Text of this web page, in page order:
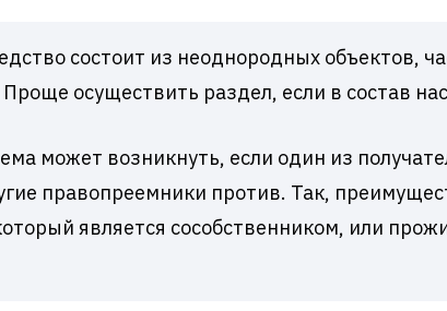
состоит из неоднородных объектов,
осуществить раздел, если в состав
может возникнуть, если один из
правопреемники против. Так,
является сособственником, или